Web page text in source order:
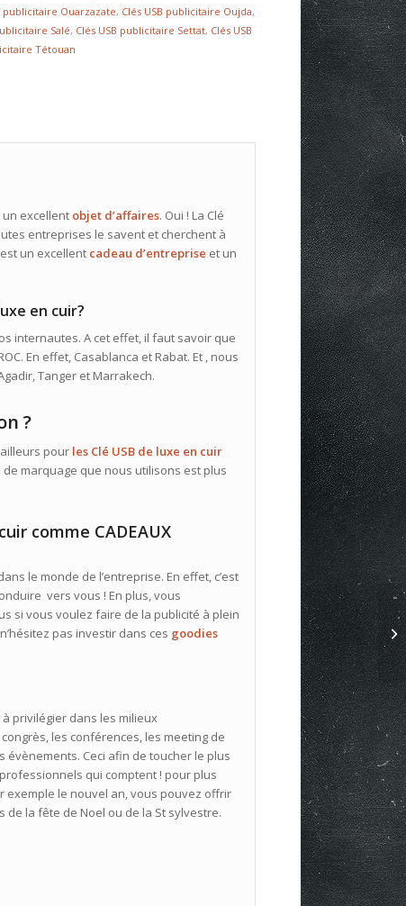
publicitaire Ouarzazate, Clés USB publicitaire Oujda,
Salé, Clés USB publicitaire Settat, Clés USB
Tétouan
un excellent objet d’affaires. Oui ! La Clé
entreprises le savent et cherchent à
un excellent cadeau d’entreprise et un
en cuir?
internautes. A cet effet, il faut savoir que
En effet, Casablanca et Rabat. Et , nous
Tanger et Marrakech.
?
pour les Clé USB de luxe en cuir
marquage que nous utilisons est plus
comme CADEAUX
le monde de l’entreprise. En effet, c’est
vers vous ! En plus, vous
si vous voulez faire de la publicité à plein
pas investir dans ces goodies
à privilégier dans les milieux
les conférences, les meeting de
Ceci afin de toucher le plus
qui comptent ! pour plus
exemple le nouvel an, vous pouvez offrir
de la fête de Noel ou de la St sylvestre.